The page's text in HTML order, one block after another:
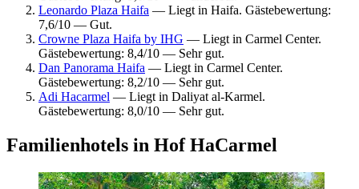
Leonardo Plaza Haifa — Liegt in Haifa. Gästebewertung:
7,6/10 — Gut.
Crowne Plaza Haifa by IHG — Liegt in Carmel Center.
Gästebewertung: 8,4/10 — Sehr gut.
Dan Panorama Haifa — Liegt in Carmel Center.
Gästebewertung: 8,2/10 — Sehr gut.
Adi Hacarmel — Liegt in Daliyat al-Karmel.
Gästebewertung: 8,0/10 — Sehr gut.
Familienhotels in Hof HaCarmel